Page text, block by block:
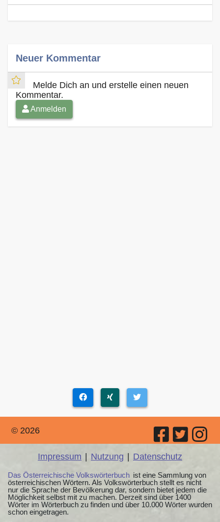
Neuer Kommentar
Melde Dich an und erstelle einen neuen
Kommentar.
Anmelden
© 2026
Impressum Nutzung Datenschutz
Das Österreichische Volkswörterbuch ist eine Sammlung von
österreichischen Wörtern. Als Volkswörterbuch stellt es nicht
nur die Sprache der Bevölkerung dar, sondern bietet jedem die
Möglichkeit selbst mit zu machen. Derzeit sind über 1400
Wörter im Wörterbuch zu finden und über 10.000 Wörter wurden
schon eingetragen.